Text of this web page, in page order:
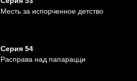
Месть за испорченное детство
Серия 54
Расправа над папарацци